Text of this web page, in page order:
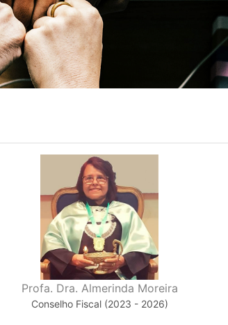
Profa. Dra. Almerinda Moreira
Conselho Fiscal (2023 - 2026)